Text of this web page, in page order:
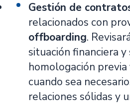
Gestión de
relacionados con
offboarding.
situación financiera
homologación
cuando sea
relaciones sólidas y